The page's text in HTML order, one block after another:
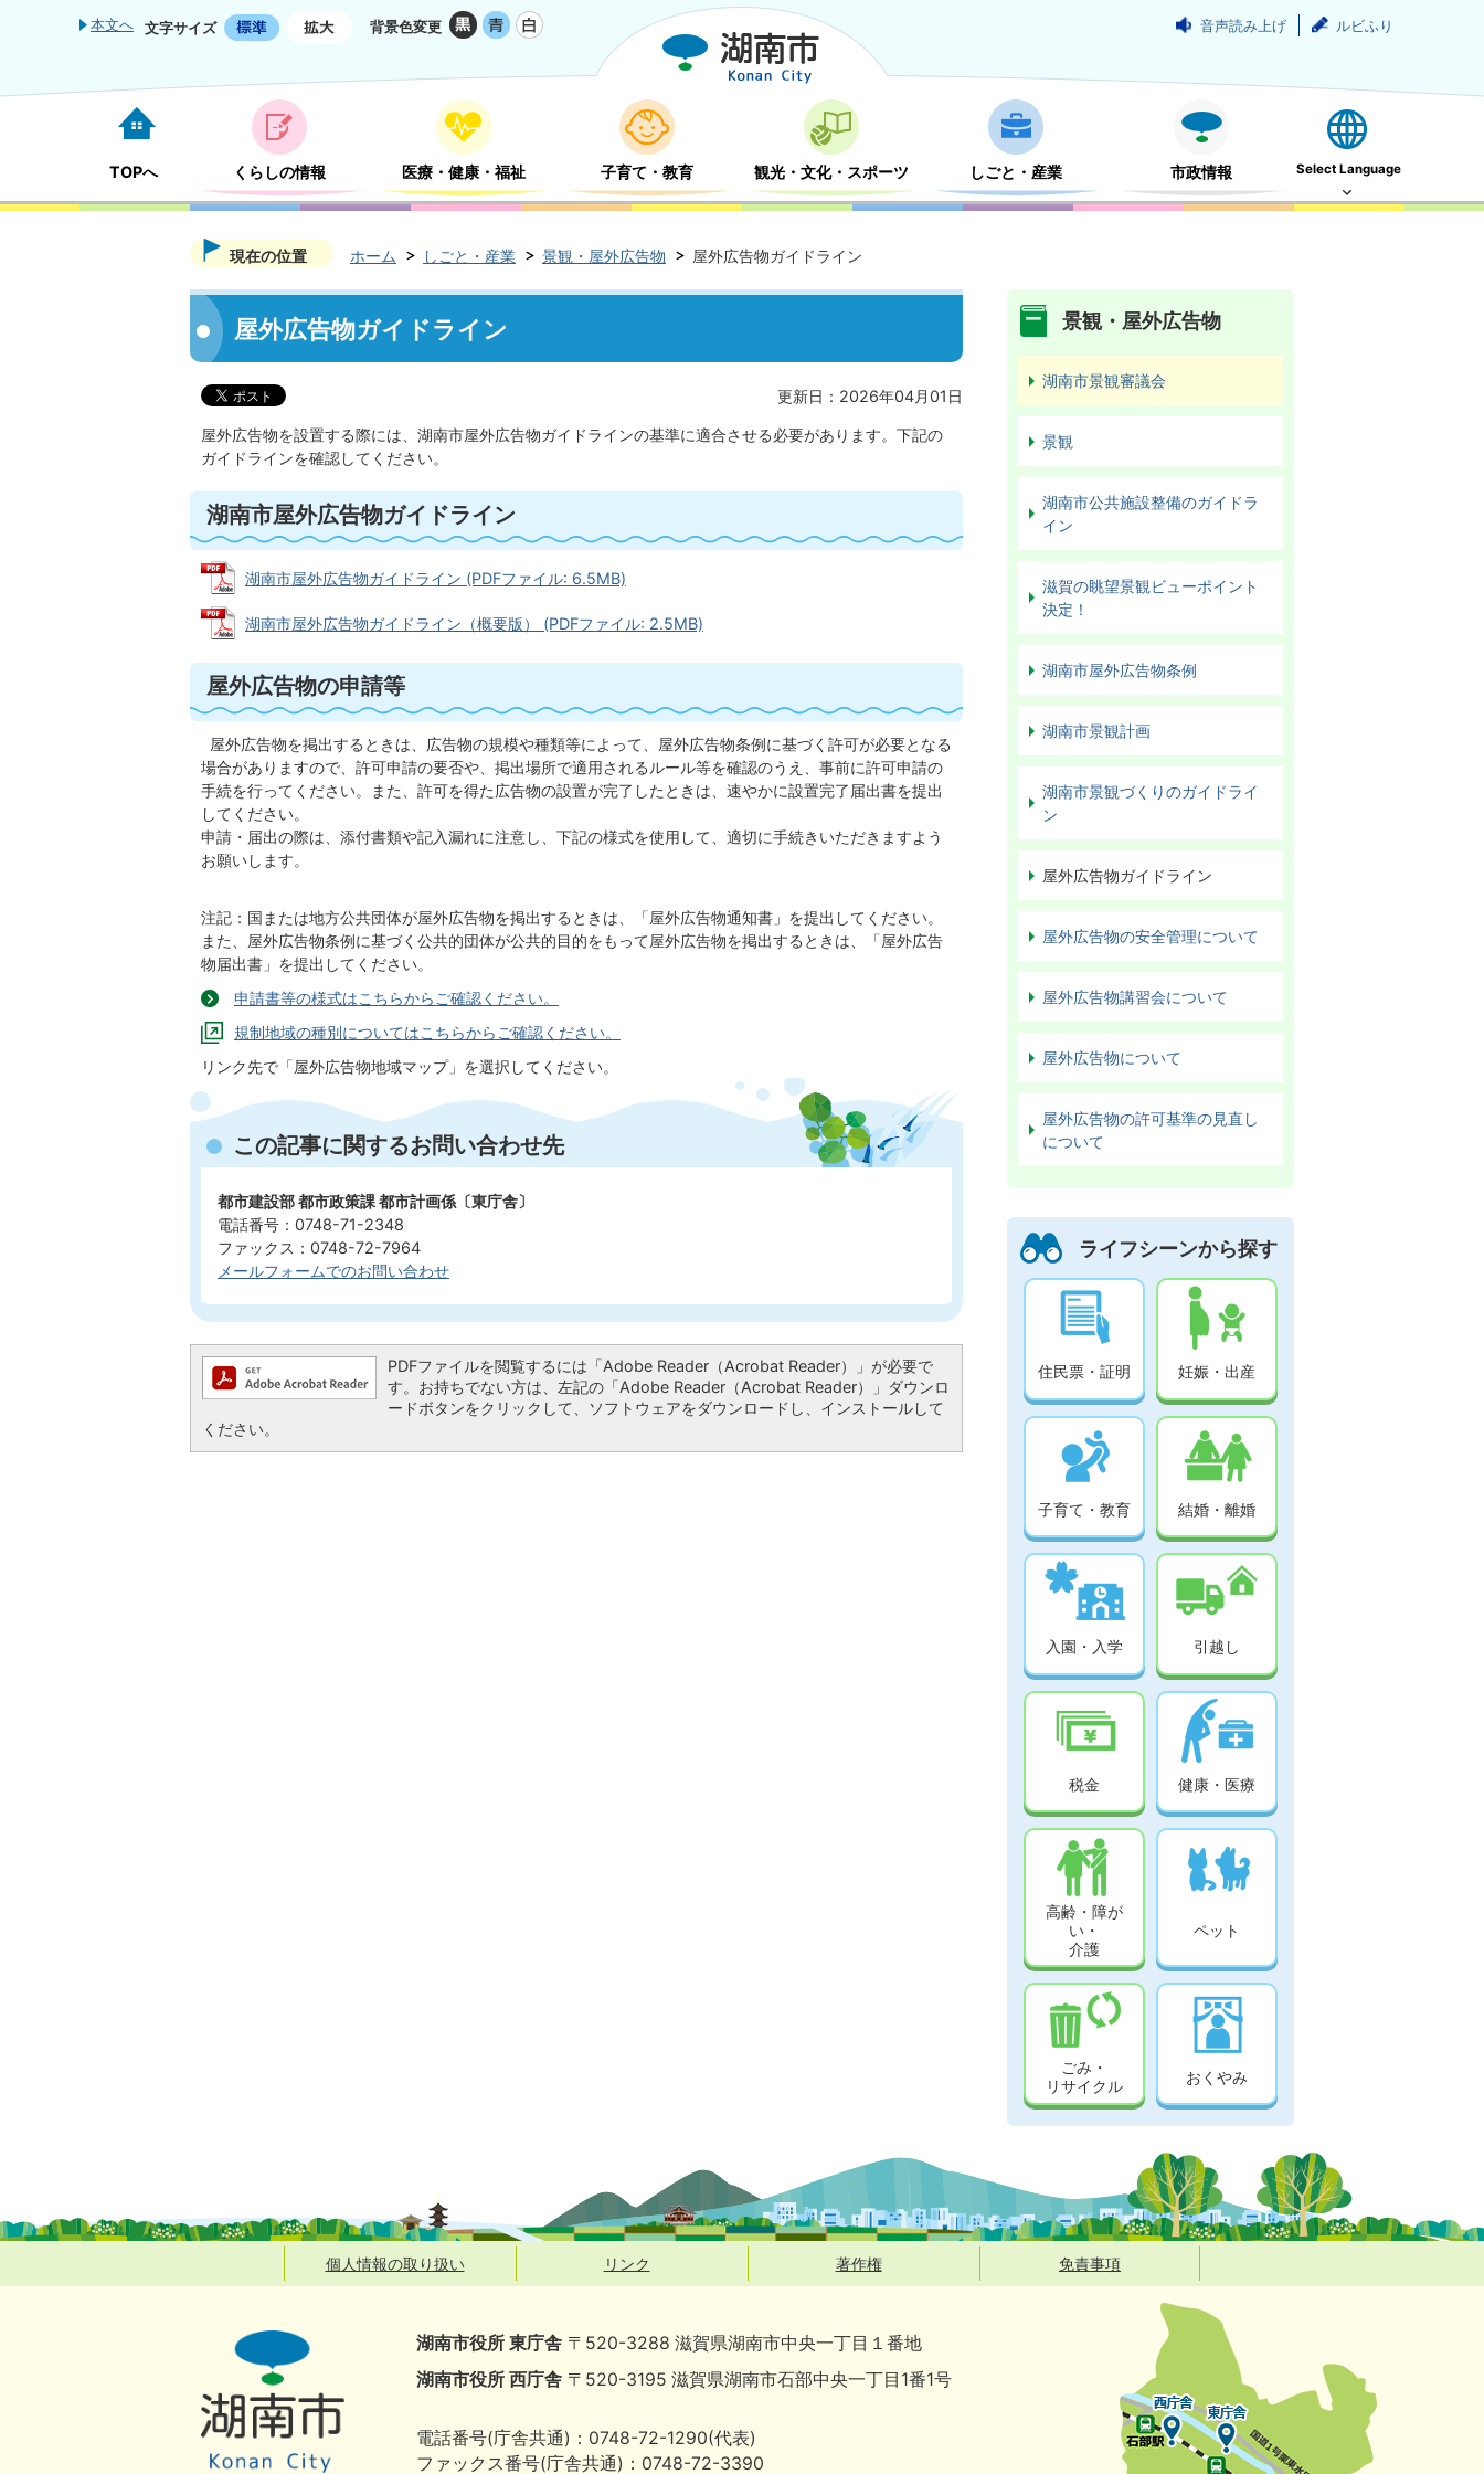
本文へ 文字サイズ 背景色変更 音声読み上げ ルビふり
TOPへ くらしの情報 医療・健康・福祉 子育て・教育 観光・文化・スポーツ しごと・産業 市政情報 Select Language
現在の位置 ホーム しごと・産業 景観・屋外広告物 屋外広告物ガイドライン
屋外広告物ガイドライン
更新日：2026年04月01日
屋外広告物を設置する際には、湖南市屋外広告物ガイドラインの基準に適合させる必要があります。下記の
ガイドラインを確認してください。
湖南市屋外広告物ガイドライン
湖南市屋外広告物ガイドライン (PDFファイル: 6.5MB)
湖南市屋外広告物ガイドライン（概要版） (PDFファイル: 2.5MB)
屋外広告物の申請等
屋外広告物を掲出するときは、広告物の規模や種類等によって、屋外広告物条例に基づく許可が必要となる
場合がありますので、許可申請の要否や、掲出場所で適用されるルール等を確認のうえ、事前に許可申請の
手続を行ってください。また、許可を得た広告物の設置が完了したときは、速やかに設置完了届出書を提出
してください。
申請・届出の際は、添付書類や記入漏れに注意し、下記の様式を使用して、適切に手続きいただきますよう
お願いします。
注記：国または地方公共団体が屋外広告物を掲出するときは、「屋外広告物通知書」を提出してください。
また、屋外広告物条例に基づく公共的団体が公共的目的をもって屋外広告物を掲出するときは、「屋外広告
物届出書」を提出してください。
申請書等の様式はこちらからご確認ください。
規制地域の種別についてはこちらからご確認ください。
リンク先で「屋外広告物地域マップ」を選択してください。
この記事に関するお問い合わせ先
都市建設部 都市政策課 都市計画係〔東庁舎〕
電話番号：0748-71-2348
ファックス：0748-72-7964
メールフォームでのお問い合わせ
PDFファイルを閲覧するには「Adobe Reader（Acrobat Reader）」が必要で
す。お持ちでない方は、左記の「Adobe Reader（Acrobat Reader）」ダウンロ
ードボタンをクリックして、ソフトウェアをダウンロードし、インストールして
ください。
景観・屋外広告物
湖南市景観審議会
景観
湖南市公共施設整備のガイドラ
イン
滋賀の眺望景観ビューポイント
決定！
湖南市屋外広告物条例
湖南市景観計画
湖南市景観づくりのガイドライ
ン
屋外広告物ガイドライン
屋外広告物の安全管理について
屋外広告物講習会について
屋外広告物について
屋外広告物の許可基準の見直し
について
ライフシーンから探す
住民票・証明 妊娠・出産
子育て・教育 結婚・離婚
入園・入学 引越し
税金 健康・医療
高齢・障が
い・
介護
ペット
ごみ・
リサイクル
おくやみ
個人情報の取り扱い リンク 著作権 免責事項
湖南市役所 東庁舎 〒520-3288 滋賀県湖南市中央一丁目１番地
湖南市役所 西庁舎 〒520-3195 滋賀県湖南市石部中央一丁目1番1号
電話番号(庁舎共通)：0748-72-1290(代表)
ファックス番号(庁舎共通)：0748-72-3390